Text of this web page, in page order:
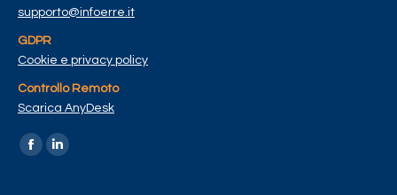
supporto@infoerre.it
GDPR
Cookie e privacy policy
Controllo Remoto
Scarica AnyDesk
Find us on: